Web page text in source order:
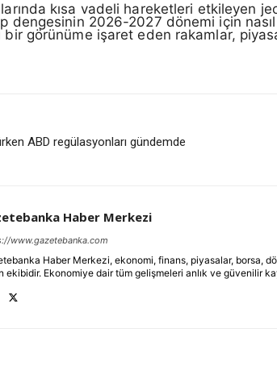
kısa vadeli hareketleri etkileyen
dengesinin 2026-2027 dönemi için
bir görünüme işaret eden rakamlar,
ABD regülasyonları gündemde
Haber Merkezi
www.gazetebanka.com
Haber Merkezi, ekonomi, finans, piyasalar, borsa,
ekibidir. Ekonomiye dair tüm gelişmeleri anlık ve güvenilir